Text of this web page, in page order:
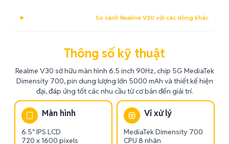
So sánh Realme V30 với các dòng khác
Thông số kỹ thuật
Realme V30 sở hữu màn hình 6.5 inch 90Hz, chip 5G MediaTek
Dimensity 700, pin dung lượng lớn 5000 mAh và thiết kế hiện
đại, đáp ứng tốt các nhu cầu từ cơ bản đến giải trí.
Màn hình
6.5" IPS LCD
720 x 1600 pixels
Vi xử lý
MediaTek Dimensity 700
CPU 8 nhân